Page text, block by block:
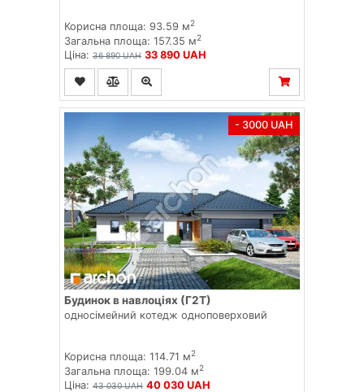
Корисна площа: 93.59 м2
Загальна площа: 157.35 м2
Ціна: 36 890 UAH 33 890 UAH
- 3000 UAH
Будинок в навлоціях (Г2Т)
односімейний котедж одноповерховий
Корисна площа: 114.71 м2
Загальна площа: 199.04 м2
Ціна: 43 030 UAH 40 030 UAH